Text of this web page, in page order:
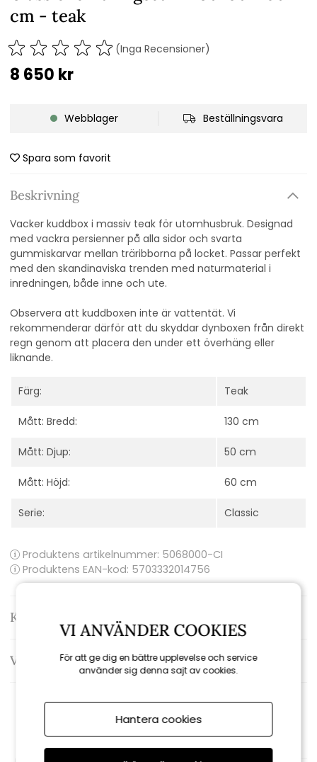
cm - teak
(Inga Recensioner)
8 650 kr
Webblager Beställningsvara
Spara som favorit
Beskrivning
Vacker kuddbox i massiv teak för utomhusbruk. Designad
med vackra persienner på alla sidor och svarta
gummiskarvar mellan träribborna på locket. Passar perfekt
med den skandinaviska trenden med naturmaterial i
inredningen, både inne och ute.
Observera att kuddboxen inte är vattentät. Vi
rekommenderar därför att du skyddar dynboxen från direkt
regn genom att placera den under ett överhäng eller
liknande.
Färg: Teak
Mått: Bredd: 130 cm
Mått: Djup: 50 cm
Mått: Höjd: 60 cm
Serie: Classic
Produktens artikelnummer: 5068000-CI
Produktens EAN-kod: 5703332014756
Kontakta oss
Varumärke: Cinas
Rekommenderade tillbehör
VI ANVÄNDER COOKIES
För att ge dig en bättre upplevelse och service
använder sig denna sajt av cookies.
Hantera cookies